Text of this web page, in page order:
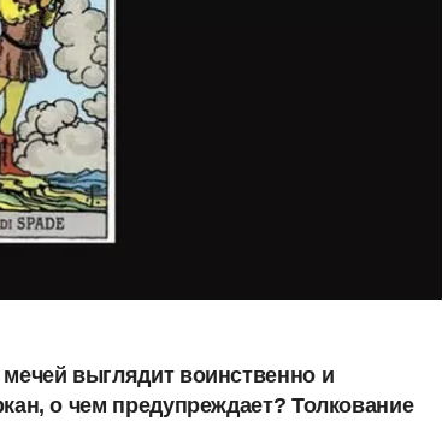
выглядит воинственно и
о чем предупреждает? Толкование